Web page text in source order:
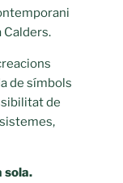
Calders.
de símbols
de
sola.